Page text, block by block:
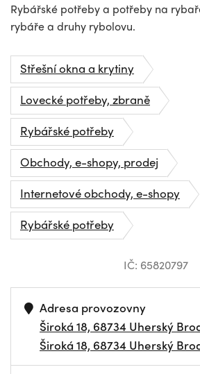
Rybářské potřeby a potřeby na
rybáře a druhy rybolovu.
Střešní okna a krytiny
Lovecké potřeby, zbraně
Rybářské potřeby
Obchody, e-shopy, prodej
Internetové obchody, e-shopy
Rybářské potřeby
IČ: 65820797
Adresa provozovny
Široká 18, 68734 Uherský
Široká 18, 68734 Uherský